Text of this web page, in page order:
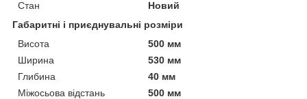
Стан
Новий
Габаритні і приєднувальні розміри
Висота
500 мм
Ширина
530 мм
Глибина
40 мм
Міжосьова відстань
500 мм